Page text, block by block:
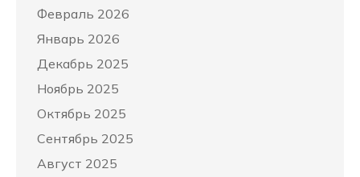
Февраль 2026
Январь 2026
Декабрь 2025
Ноябрь 2025
Октябрь 2025
Сентябрь 2025
Август 2025